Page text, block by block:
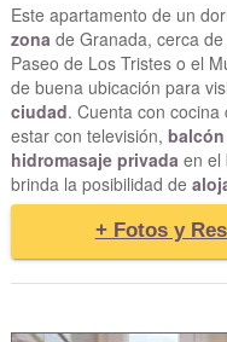
Este apartamento de un
zona de Granada, cerca
Paseo de Los Tristes o el
de buena ubicación para
ciudad. Cuenta con
estar con televisión,
hidromasaje privada en el
brinda la posibilidad de
+ Fotos y